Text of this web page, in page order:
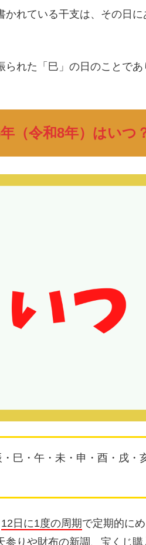
かれている干支は、その日
れた「巳」の日のことで
（令和8年）はいつ
巳・午・未・申・酉・戌・
12日に1度の周期で定期的に
りや財布の新調、宝くじ